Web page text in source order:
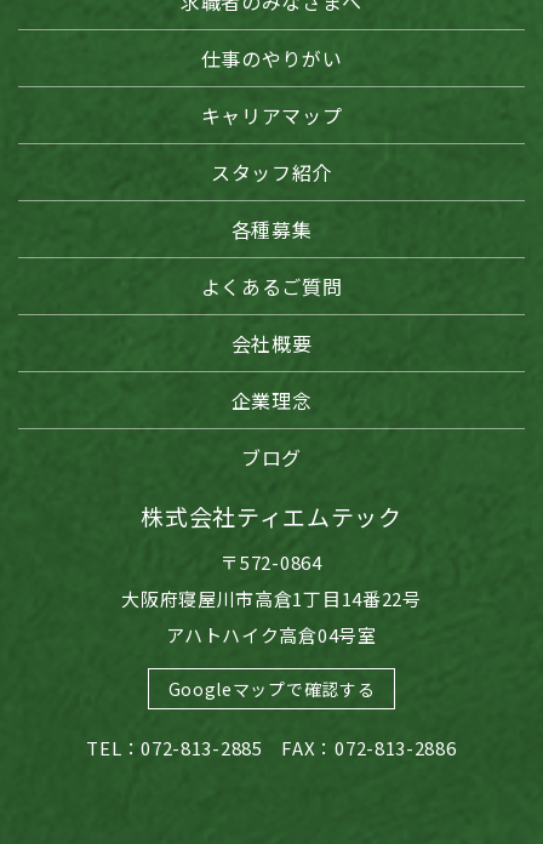
仕事のやりがい
キャリアマップ
スタッフ紹介
各種募集
よくあるご質問
会社概要
企業理念
ブログ
株式会社ティエムテック
〒572-0864
大阪府寝屋川市高倉1丁目14番22号
アハトハイク高倉04号室
Googleマップで確認する
TEL：072-813-2885 FAX：072-813-2886